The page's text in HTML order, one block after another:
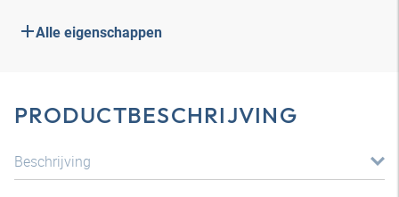
Alle eigenschappen
PRODUCTBESCHRIJVING
Beschrijving